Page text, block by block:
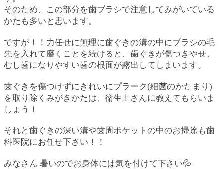
そのため、この部分を歯ブラシで注意してみがいている
かたも多いと思います。
ですが！！力任せに無理に歯ぐきの溝の中にブラシの毛
先を入れて磨くことを続けると、歯ぐきが傷つきやせ、
むし歯になりやすい歯の根面が露出してしまいます。
歯ぐきを傷つけずにきれいにプラーク(細菌のかたまり)
を取り除くみがきかたは、衛生士さんに教えてもらいま
しょう！
それと歯ぐきの深い溝や歯周ポケットの中のお掃除も歯
科医院にお任せ下さい！！
みなさん 暑いのでお身体には気を付けて下さい💦